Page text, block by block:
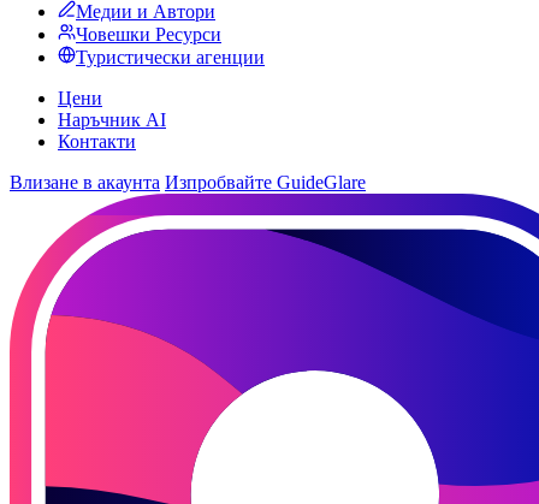
Медии и Автори
Човешки Ресурси
Туристически агенции
Цени
Наръчник AI
Контакти
Влизане в акаунта Изпробвайте GuideGlare